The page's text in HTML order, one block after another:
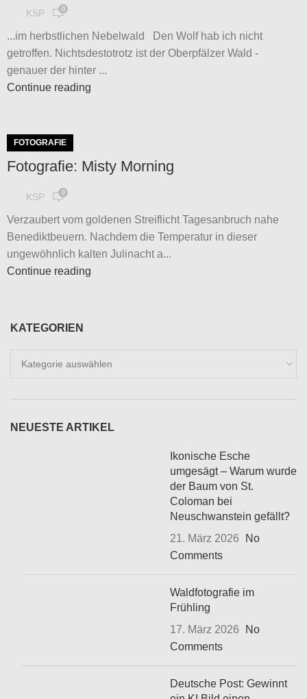
KSP 0
...im herbstlichen Nebelwald Den Wolf hab ich nicht
getroffen. Nichtsdestotrotz ist der Oberpfälzer Wald -
genauer der hinter ...
Continue reading
FOTOGRAFIE
Fotografie: Misty Morning
KSP 0
Verzaubert vom goldenen Streiflicht Tagesanbruch nahe
Benediktbeuern. Nachdem die Temperatur in dieser
ungewöhnlich kalten Julinacht a...
Continue reading
KATEGORIEN
Kategorien
NEUESTE ARTIKEL
Ikonische Esche
umgesägt – Warum wurde
der Baum von St.
Coloman bei
Neuschwanstein gefällt?
21. März 2026
No
Comments
Waldfotografie im
Frühling
17. März 2026
No
Comments
Deutsche Post: Gewinnt